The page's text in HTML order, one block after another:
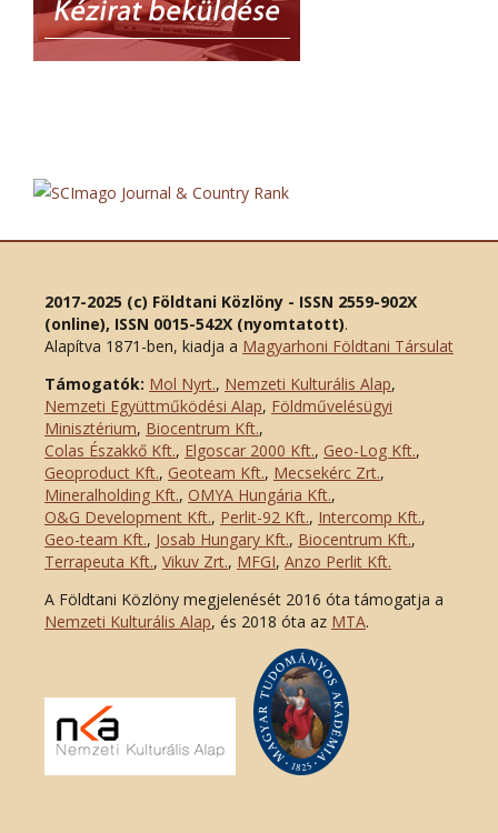
2017-2025 (c) Földtani Közlöny - ISSN 2559-902X
(online), ISSN 0015-542X (nyomtatott).
Alapítva 1871-ben, kiadja a Magyarhoni Földtani Társulat
Támogatók: Mol Nyrt., Nemzeti Kulturális Alap,
Nemzeti Együttműködési Alap, Földművelésügyi
Minisztérium, Biocentrum Kft.,
Colas Északkő Kft., Elgoscar 2000 Kft., Geo-Log Kft.,
Geoproduct Kft., Geoteam Kft., Mecsekérc Zrt.,
Mineralholding Kft., OMYA Hungária Kft.,
O&G Development Kft., Perlit-92 Kft., Intercomp Kft.,
Geo-team Kft., Josab Hungary Kft., Biocentrum Kft.,
Terrapeuta Kft., Vikuv Zrt., MFGI, Anzo Perlit Kft.
A Földtani Közlöny megjelenését 2016 óta támogatja a
Nemzeti Kulturális Alap, és 2018 óta az MTA.